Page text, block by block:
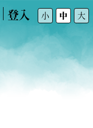
登入 小 中 大